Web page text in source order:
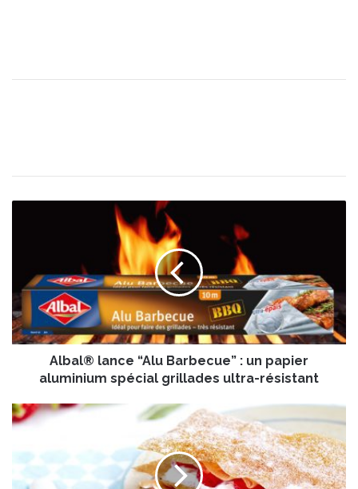
®
l
a
n
A
l
a
Albal® lance “Alu Barbecue” : un papier
aluminium spécial grillades ultra-résistant
M
i
e